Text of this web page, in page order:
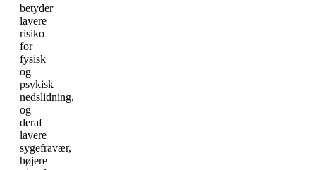
betyder
lavere
risiko
for
fysisk
og
psykisk
nedslidning,
og
deraf
lavere
sygefravær,
højere